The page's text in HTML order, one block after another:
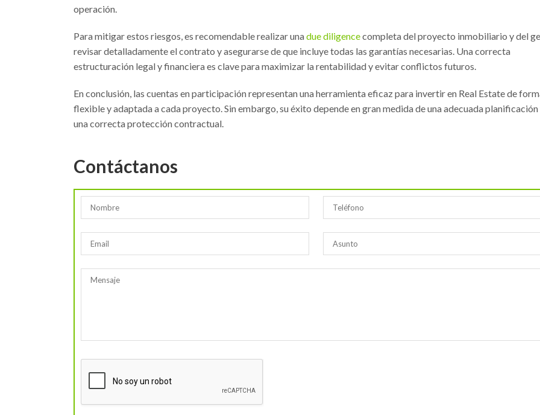
operación.
Para mitigar estos riesgos, es recomendable realizar unadue diligencecompleta del proyecto inmobiliario y del
revisar detalladamente el contrato y asegurarse de que incluye todas las garantías necesarias. Una correcta
estructuración legal y financiera es clave para maximizar la rentabilidad y evitar conflictos futuros.
En conclusión, las cuentas en participación representan una herramienta eficaz para invertir en Real Estate de
flexible y adaptada a cada proyecto. Sin embargo, su éxito depende en gran medida de una adecuada planificación
una correcta protección contractual.
Contáctanos